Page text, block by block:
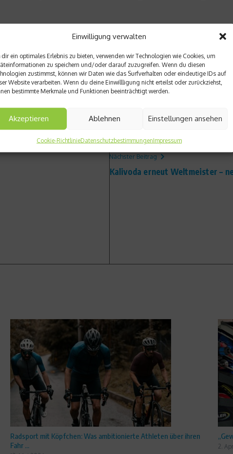
Einwilligung verwalten
dir ein optimales Erlebnis zu bieten, verwenden wir Technologien wie Cookies, um
zu speichern und/oder darauf zuzugreifen. Wenn du diesen
zustimmst, können wir Daten wie das Surfverhalten oder eindeutige IDs auf
Website verarbeiten. Wenn du deine Einwillligung nicht erteilst oder zurückziehst,
bestimmte Merkmale und Funktionen beeinträchtigt werden.
Akzeptieren Ablehnen Einstellungen ansehen
Cookie-RichtlinieDatenschutzbestimmungenImpressum
spezieller Atemtrainer aus der Schweiz wird mittlerweile
Franco Marvulli (Silbermedaille in Athen) oder
-
auch die zweifache Vizeweltmeisterin im Skifahren Lara
der Deutschen Nationalmannschaft während der WM 2006
Nächster Beitrag
Kalivoda erneut Weltmeister –
Radsport mit Köpfchen: Was ambitionierte Athleten über ihren
Fahr ...
2.